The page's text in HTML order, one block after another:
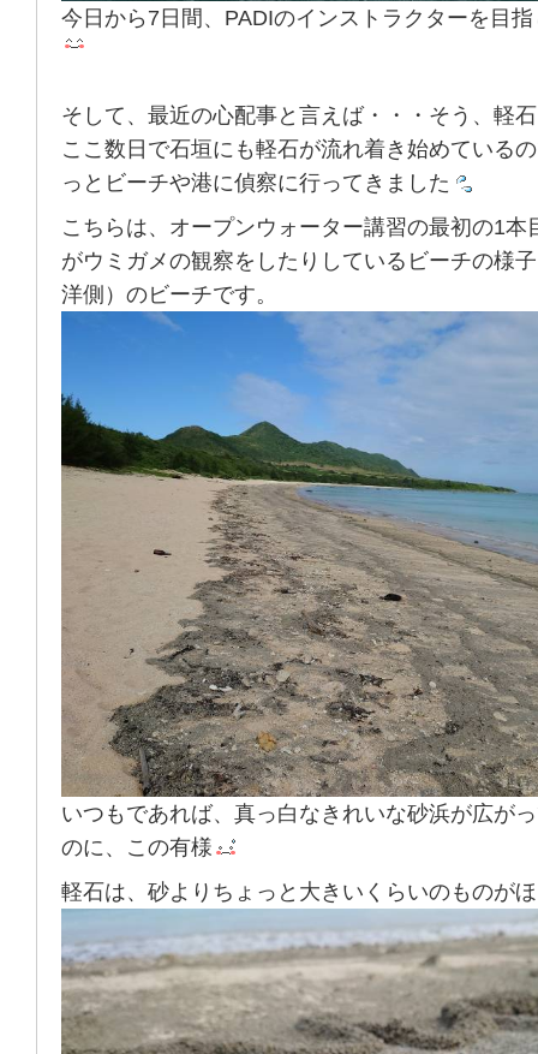
今日から7日間、PADIのインストラクターを目
そして、最近の心配事と言えば・・・そう、軽
ここ数日で石垣にも軽石が流れ着き始めている
っとビーチや港に偵察に行ってきました
こちらは、オープンウォーター講習の最初の1本
がウミガメの観察をしたりしているビーチの様
洋側）のビーチです。
いつもであれば、真っ白なきれいな砂浜が広が
のに、この有様
軽石は、砂よりちょっと大きいくらいのものが